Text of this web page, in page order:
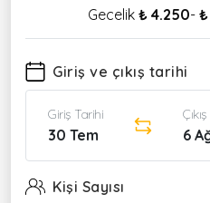
Gecelik ₺ 4.250-
Giriş ve çıkış tarihi
Giriş Tarihi
30 Tem 6
Kişi Sayısı